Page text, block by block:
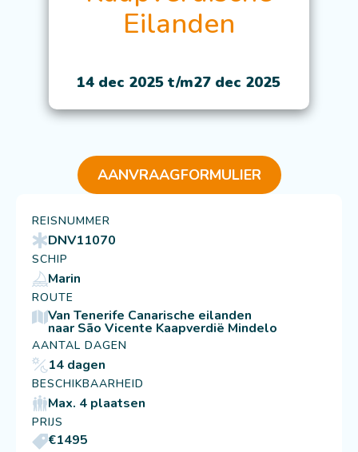
Eilanden
14 dec 2025 t/m27 dec 2025
AANVRAAGFORMULIER
REISNUMMER
DNV11070
SCHIP
Marin
ROUTE
Van Tenerife Canarische eilanden
naar São Vicente Kaapverdië Mindelo
AANTAL DAGEN
14 dagen
BESCHIKBAARHEID
Max. 4 plaatsen
PRIJS
€1495